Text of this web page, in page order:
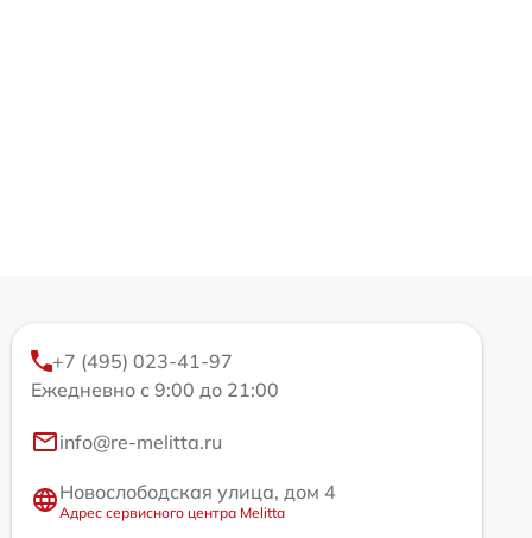
+7 (495) 023-41-97
Ежедневно с 9:00 до 21:00
info@re-melitta.ru
Новослободская улица, дом 4
Адрес сервисного центра Melitta